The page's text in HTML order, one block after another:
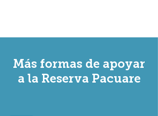
Más formas de apoyar
a la Reserva Pacuare